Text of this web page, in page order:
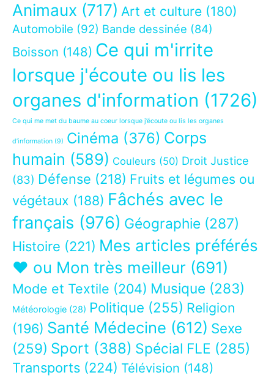
Animaux (717) Art et culture (180)
Automobile (92) Bande dessinée (84)
Boisson (148) Ce qui m'irrite
lorsque j'écoute ou lis les
organes d'information (1726)
Ce qui me met du baume au coeur lorsque j’écoute ou lis les organes
d’information (9) Cinéma (376) Corps
humain (589) Couleurs (50) Droit Justice
(83) Défense (218) Fruits et légumes ou
végétaux (188) Fâchés avec le
français (976) Géographie (287)
Histoire (221) Mes articles préférés
❤ ou Mon très meilleur (691)
Mode et Textile (204) Musique (283)
Météorologie (28) Politique (255) Religion
(196) Santé Médecine (612) Sexe
(259) Sport (388) Spécial FLE (285)
Transports (224) Télévision (148)